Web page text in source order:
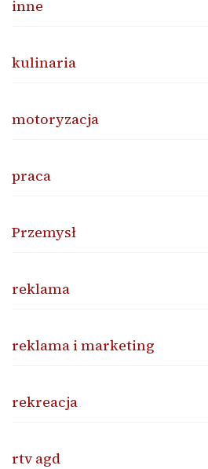
inne
kulinaria
motoryzacja
praca
Przemysł
reklama
reklama i marketing
rekreacja
rtv agd